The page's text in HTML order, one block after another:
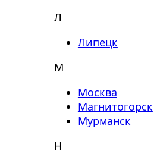
Л
Липецк
М
Москва
Магнитогорск
Мурманск
Н